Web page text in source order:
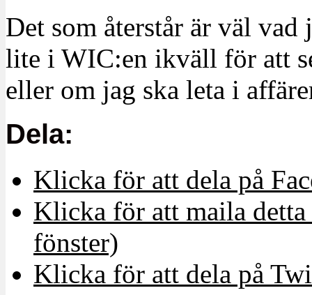
Det som återstår är väl
lite i WIC:en ikväll för att
eller om jag ska leta i
Dela:
Klicka för att dela på
Klicka för att maila
fönster)
Klicka för att dela på